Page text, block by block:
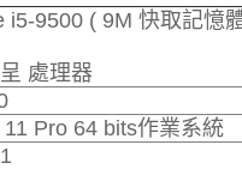
i5-9500 ( 9M 快取記憶
處理器
Pro 64 bits作業系統